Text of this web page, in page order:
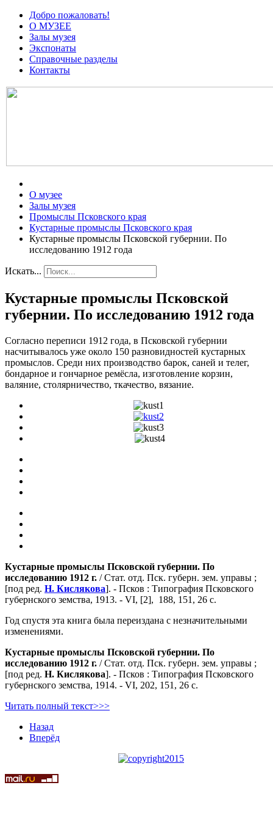
Добро пожаловать!
О МУЗЕЕ
Залы музея
Экспонаты
Справочные разделы
Контакты
О музее
Залы музея
Промыслы Псковского края
Кустарные промыслы Псковского края
Кустарные промыслы Псковской губернии. По
исследованию 1912 года
Искать...
Кустарные промыслы Псковской
губернии. По исследованию 1912 года
Согласно переписи 1912 года, в Псковской губернии
насчитывалось уже около 150 разновидностей кустарных
промыслов. Среди них производство барок, саней и телег,
бондарное и гончарное ремёсла, изготовление корзин,
валяние, столярничество, ткачество, вязание.
Кустарные промыслы Псковской губернии. По
исследованию 1912 г. / Стат. отд. Пск. губерн. зем. управы ;
[под ред. Н. Кислякова]. - Псков : Типография Псковского
губернского земства, 1913. - VI, [2], 188, 151, 26 с.
Год спустя эта книга была переиздана с незначительными
изменениями.
Кустарные промыслы Псковской губернии. По
исследованию 1912 г. / Стат. отд. Пск. губерн. зем. управы ;
[под ред. Н. Кислякова]. - Псков : Типография Псковского
губернского земства, 1914. - VI, 202, 151, 26 с.
Читать полный текст>>>
Назад
Вперёд